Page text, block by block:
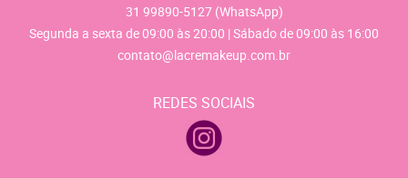
31 99890-5127 (WhatsApp)
Segunda a sexta de 09:00 às 20:00 | Sábado de 09:00 às 16:00
contato@lacremakeup.com.br
REDES SOCIAIS